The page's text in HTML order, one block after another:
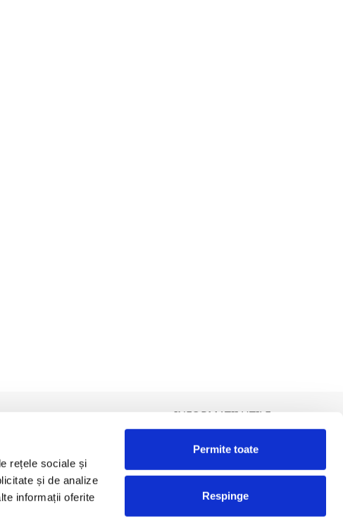
rețele sociale și
și de analize
informații oferite
Permite toate
Respinge
INFORMATII UTILE
Politica de Cookies
Politica de Prelucrare a Datelor cu Caracter Personal (GDPR)
DCP Tombola